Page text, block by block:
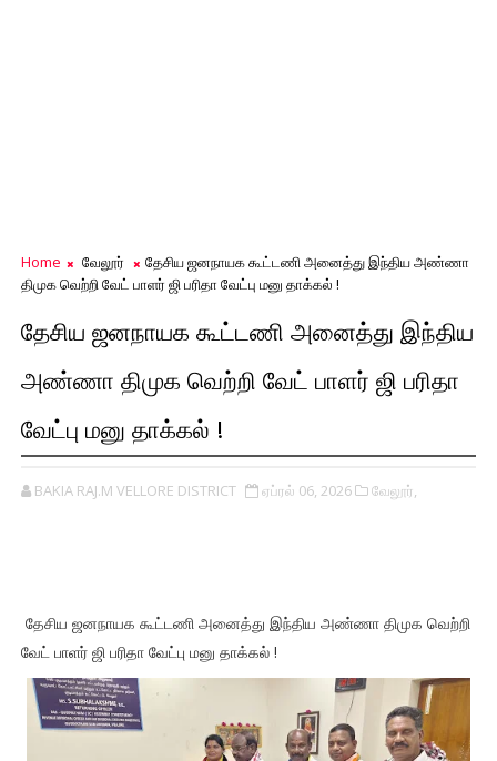
Home வேலூர்
தேசிய ஜனநாயக கூட்டணி அனைத்து இந்திய அண்ணா
திமுக வெற்றி வேட் பாளர் ஜி பரிதா வேட்பு மனு தாக்கல் !
தேசிய ஜனநாயக கூட்டணி அனைத்து இந்திய
அண்ணா திமுக வெற்றி வேட் பாளர் ஜி பரிதா
வேட்பு மனு தாக்கல் !
BAKIA RAJ.M VELLORE DISTRICT ஏப்ரல் 06, 2026 வேலூர்,
தேசிய ஜனநாயக கூட்டணி அனைத்து இந்திய அண்ணா திமுக வெற்றி
வேட் பாளர் ஜி பரிதா வேட்பு மனு தாக்கல் !